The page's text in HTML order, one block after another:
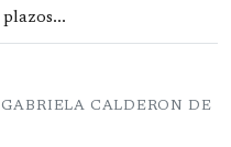
CALDERON DE